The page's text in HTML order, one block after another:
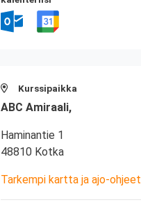
Kurssipaikka
ABC Amiraali,
Haminantie 1
48810 Kotka
Tarkempi kartta ja ajo-ohjeet